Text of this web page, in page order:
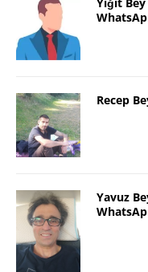
Yiğit Bey
Recep
Yavuz